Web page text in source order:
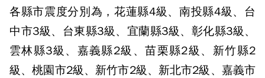
各縣市震度分別為，花蓮縣4級、南投縣4級、台
中市3級、台東縣3級、宜蘭縣3級、彰化縣3級、
雲林縣3級、嘉義縣2級、苗栗縣2級、新竹縣2
級、桃園市2級、新竹市2級、新北市2級、嘉義市